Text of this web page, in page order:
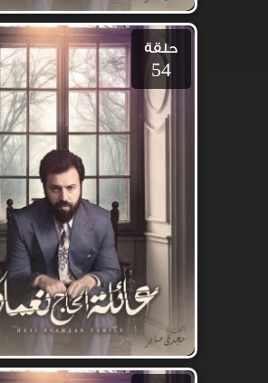
حلقة
54